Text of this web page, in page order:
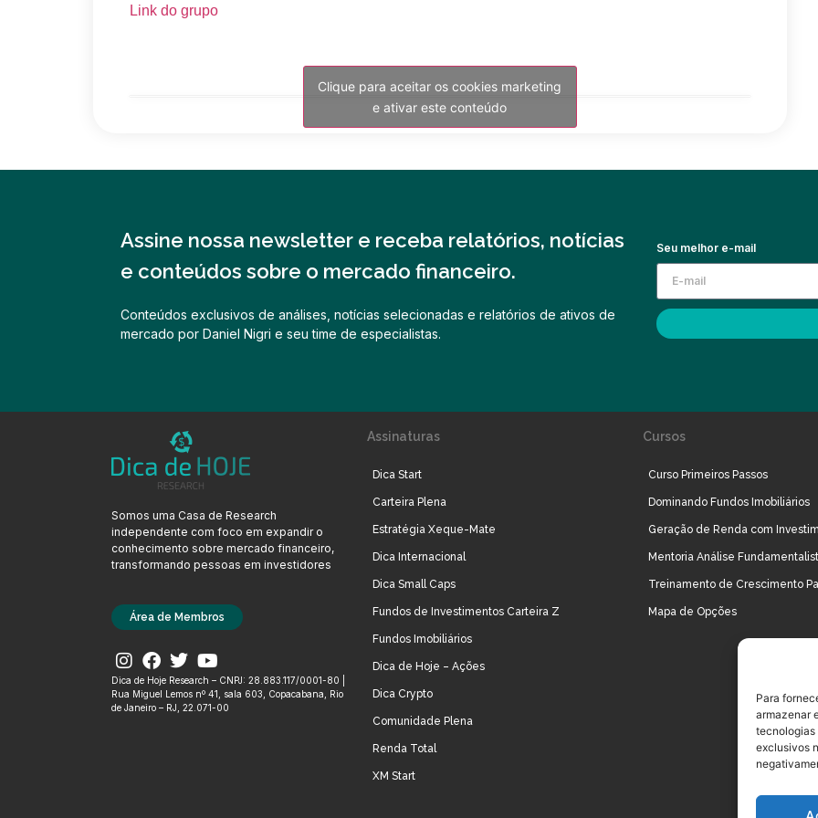
Para
armazenar
tecnologias
exclusivos
Link do grupo
Clique para aceitar os cookies marketing
e ativar este conteúdo
Assine nossa newsletter e receba relatórios, notícias
e conteúdos sobre o mercado financeiro.
Conteúdos exclusivos de análises, notícias selecionadas e relatórios de ativos de
mercado por Daniel Nigri e seu time de especialistas.
Seu melhor e-mail
Somos uma Casa de Research
independente com foco em expandir o
conhecimento sobre mercado financeiro,
transformando pessoas em investidores
Área de Membros
Dica de Hoje Research – CNPJ: 28.883.117/0001-80 |
Rua Miguel Lemos nº 41, sala 603, Copacabana, Rio
de Janeiro – RJ, 22.071-00
Assinaturas
Dica Start
Carteira Plena
Estratégia Xeque-Mate
Dica Internacional
Dica Small Caps
Fundos de Investimentos Carteira Z
Fundos Imobiliários
Dica de Hoje – Ações
Dica Crypto
Comunidade Plena
Renda Total
XM Start
Cursos
Curso Primeiros Passos
Dominando Fundos Imobiliários
Geração de Renda com
Mentoria Análise
Treinamento de Crescimento
Mapa de Opções